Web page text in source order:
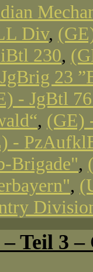
Div,
230,
23
- JgBtl
, (GE)
-
Brigade",
,
– Teil 3